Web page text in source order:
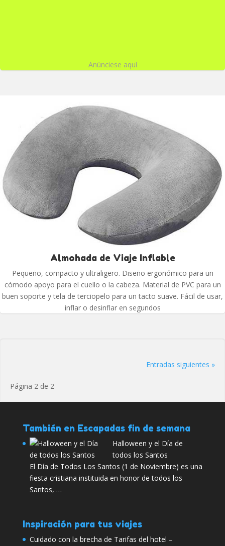
Anúnciese aquí
Almohada de Viaje Inflable
Pequeño, compacto y ultraligero. Diseño ergonómico para un
cómodo apoyo para el cuello o la cabeza. Material de PVC para un
buen soporte y tela de terciopelo para un tacto suave. Fácil de usar,
inflar o desinflar en segundos
Entradas siguientes »
Página 2 de 2
También en Escapadas fin de semana
Halloween y el Día de
todos los Santos
El Día de Todos Los Santos (1 de Noviembre) es una
fiesta cristiana instituida en honor de todos los
Santos, …
Inspiración para tus viajes
Cuidado con la brecha de Tarifas del hotel –